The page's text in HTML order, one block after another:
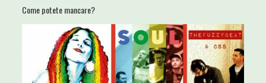
Come potete mancare?